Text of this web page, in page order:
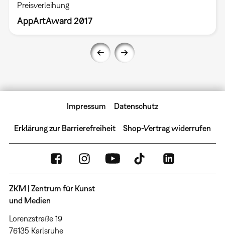
Preisverleihung
AppArtAward 2017
Impressum Datenschutz
Erklärung zur Barrierefreiheit Shop-Vertrag widerrufen
ZKM | Zentrum für Kunst
und Medien
Lorenzstraße 19
76135 Karlsruhe